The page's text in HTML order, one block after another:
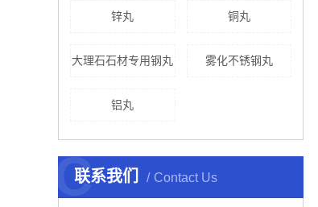
锌丸 铜丸
大理石石材专用钢丸 雾化不锈钢丸
铝丸
联系我们 Contact Us
C